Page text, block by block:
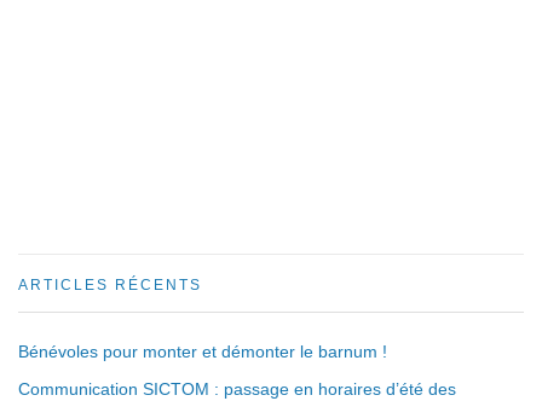
ARTICLES RÉCENTS
Bénévoles pour monter et démonter le barnum !
Communication SICTOM : passage en horaires d’été des